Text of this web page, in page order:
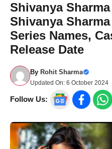
Shivanya
Shivanya
Series Names,
Release Date
By Rohit Sharma
Updated On: 6 October 2024
Follow Us: